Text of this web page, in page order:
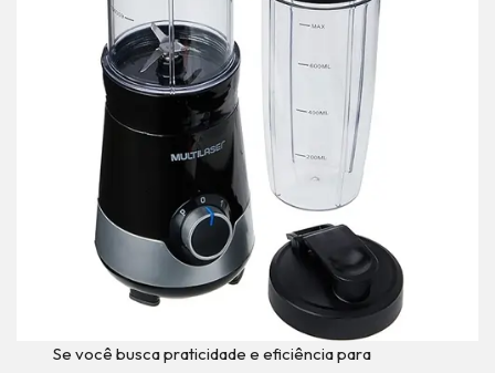
Se você busca praticidade e eficiência para